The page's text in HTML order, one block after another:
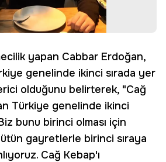
yapan Cabbar Erdoğan,
genelinde ikinci sırada yer
olduğunu belirterek, "Cağ
Türkiye genelinde ikinci
bunu birinci olması için
gayretlerle birinci sıraya
Cağ Kebap'ı